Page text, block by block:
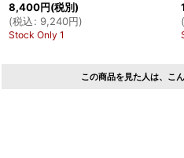
8,400円(税別)
(税込: 9,240円)
Stock Only 1
(
この商品を見た人は、こ